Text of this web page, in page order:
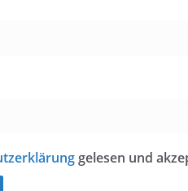
gelesen und